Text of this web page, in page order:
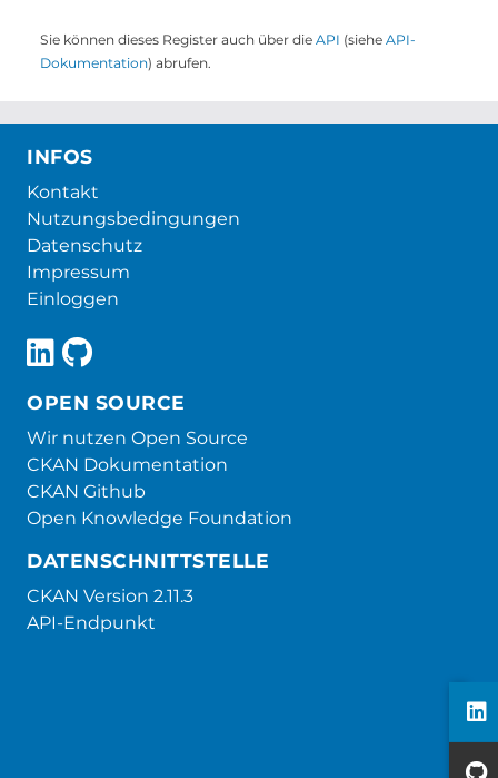
Sie können dieses Register auch über die API (siehe API-
Dokumentation) abrufen.
INFOS
Kontakt
Nutzungsbedingungen
Datenschutz
Impressum
Einloggen
OPEN SOURCE
Wir nutzen Open Source
CKAN Dokumentation
CKAN Github
Open Knowledge Foundation
DATENSCHNITTSTELLE
CKAN Version 2.11.3
API-Endpunkt